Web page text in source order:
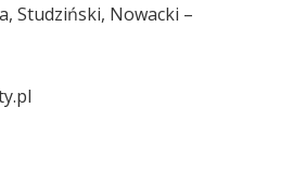
Studziński, Nowacki –